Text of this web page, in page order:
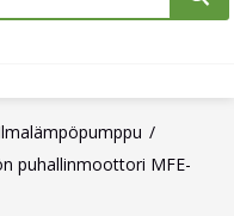
puhallinmoottori MFE-